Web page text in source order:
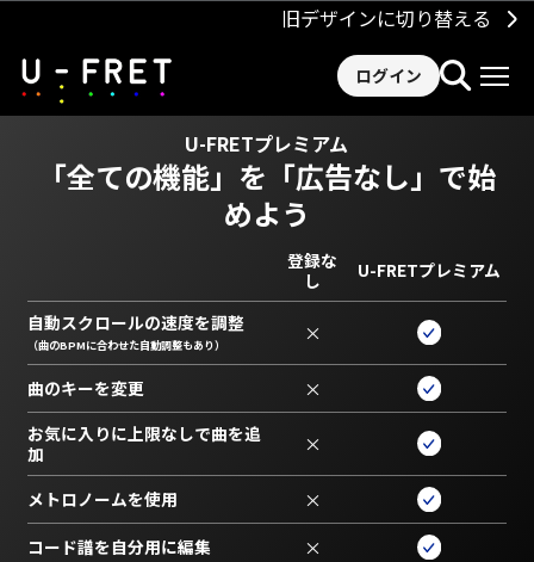
旧デザインに切り替える
ログイン
U-FRETプレミアム
「全ての機能」を 「広告なし」で始
めよう
登録な
し
U-FRETプレミアム
自動スクロールの速度を調整
（曲のBPMに合わせた自動調整もあり） ×
曲のキーを変更 ×
お気に入りに上限なしで曲を追
加
×
メトロノームを使用 ×
コード譜を自分用に編集 ×